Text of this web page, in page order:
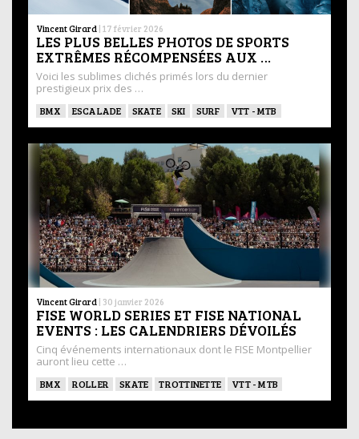
Vincent Girard | 17 février 2026
LES PLUS BELLES PHOTOS DE SPORTS
EXTRÊMES RÉCOMPENSÉES AUX …
Voici les sublimes clichés primés lors du dernier
prestigieux prix des …
BMX ESCALADE SKATE SKI SURF VTT - MTB
Vincent Girard | 30 janvier 2026
FISE WORLD SERIES ET FISE NATIONAL
EVENTS : LES CALENDRIERS DÉVOILÉS
Cinq événements internationaux dont le FISE Montpellier
auront lieu cette …
BMX ROLLER SKATE TROTTINETTE VTT - MTB